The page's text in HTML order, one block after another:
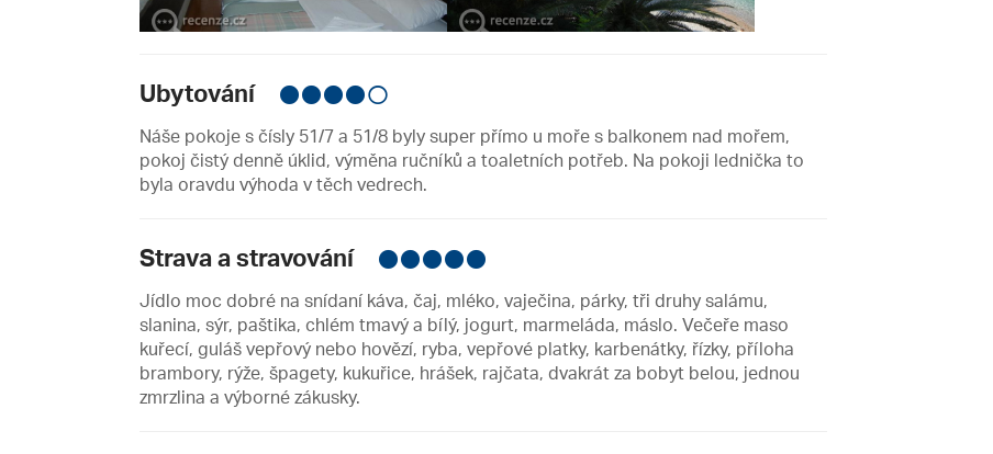
Ubytování
Náše pokoje s čísly 51/7 a 51/8 byly super přímo u moře s balkonem nad mořem,
pokoj čistý denně úklid, výměna ručníků a toaletních potřeb. Na pokoji lednička to
byla oravdu výhoda v těch vedrech.
Strava a stravování
Jídlo moc dobré na snídaní káva, čaj, mléko, vaječina, párky, tři druhy salámu,
slanina, sýr, paštika, chlém tmavý a bílý, jogurt, marmeláda, máslo. Večeře maso
kuřecí, guláš vepřový nebo hovězí, ryba, vepřové platky, karbenátky, řízky, příloha
brambory, rýže, špagety, kukuřice, hrášek, rajčata, dvakrát za bobyt belou, jednou
zmrzlina a výborné zákusky.